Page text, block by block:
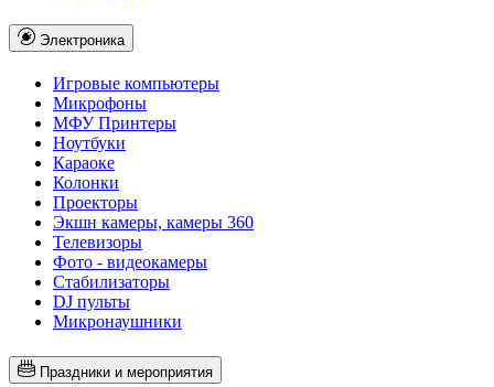
Электроника
Игровые компьютеры
Микрофоны
МФУ Принтеры
Ноутбуки
Караоке
Колонки
Проекторы
Экшн камеры, камеры 360
Телевизоры
Фото - видеокамеры
Стабилизаторы
DJ пульты
Микронаушники
Праздники и мероприятия